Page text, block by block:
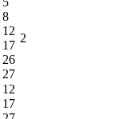
8
12
17
26
27
2
12
17